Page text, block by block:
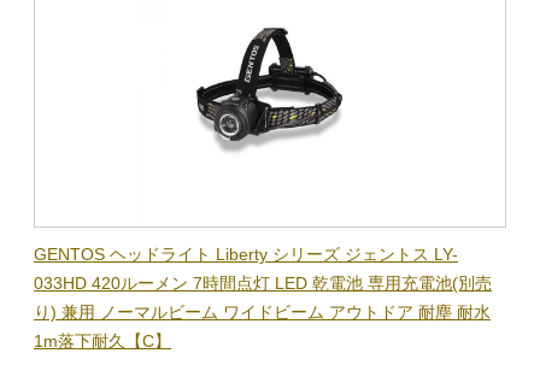
GENTOS ヘッドライト Liberty シリーズ ジェントス LY-
033HD 420ルーメン 7時間点灯 LED 乾電池 専用充電池(別売
り) 兼用 ノーマルビーム ワイドビーム アウトドア 耐塵 耐水
1m落下耐久【C】